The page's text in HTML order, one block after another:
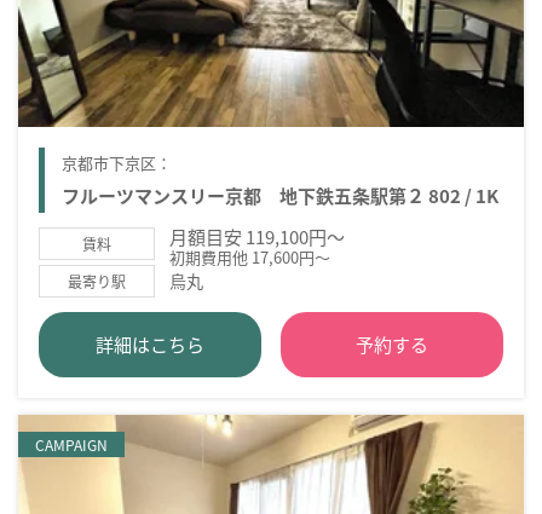
京都市下京区：
フルーツマンスリー京都 地下鉄五条駅第２ 802 / 1K
賃料 月額目安 119,100円～
初期費用他 17,600円～
最寄り駅 烏丸
詳細はこちら 予約する
CAMPAIGN